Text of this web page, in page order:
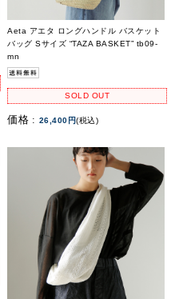
Aeta アエタ ロングハンドル バスケット
バッグ Sサイズ “TAZA BASKET” tb09-
mn
SOLD OUT
価格 : 26,400円(税込)